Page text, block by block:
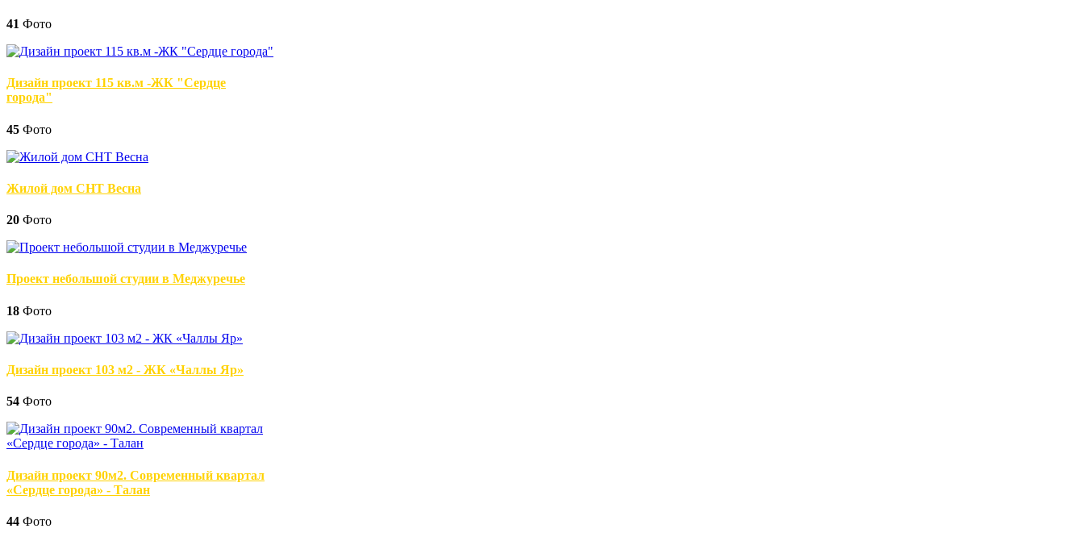
41 Фото
Дизайн проект 115 кв.м -ЖК "Сердце
города"
45 Фото
Жилой дом СНТ Весна
20 Фото
Проект небольшой студии в Меджуречье
18 Фото
Дизайн проект 103 м2 - ЖК «Чаллы Яр»
54 Фото
Дизайн проект 90м2. Современный квартал
«Сердце города» - Талан
44 Фото